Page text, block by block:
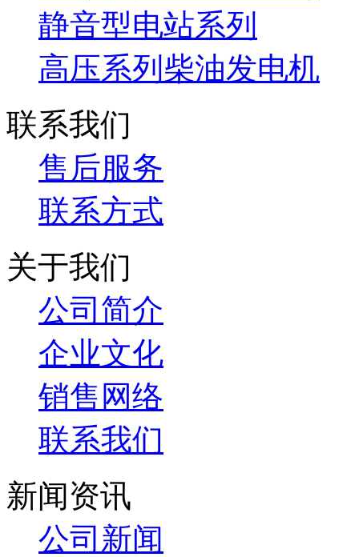
静音型电站系列
高压系列柴油发电机
联系我们
售后服务
联系方式
关于我们
公司简介
企业文化
销售网络
联系我们
新闻资讯
公司新闻